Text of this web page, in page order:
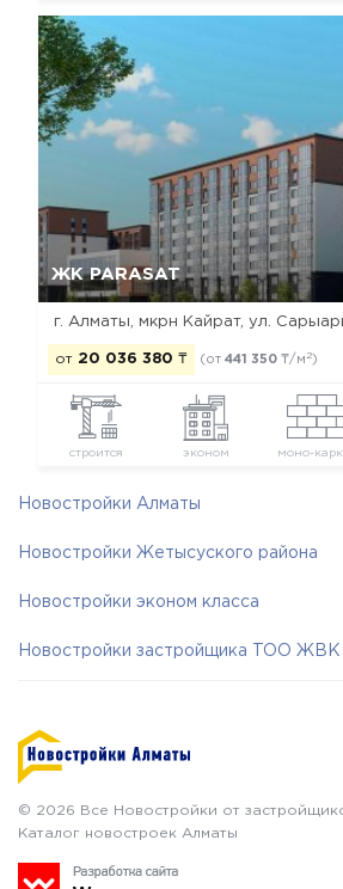
ЖК PARASAT
г. Алматы, мкрн Кайрат, ул.
от 20 036 380 ₸ (от 441 350 ₸/м 2)
строится эконом моно-
Да, удалить Отмена
Новостройки Алматы
Новостройки Жетысуского района
Новостройки эконом класса
Новостройки застройщика ТОО ЖВК
© 2026 Все Новостройки от
Каталог новостроек Алматы